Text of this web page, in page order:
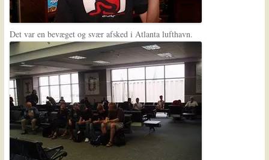
Det var en bevæget og svær afsked i Atlanta lufthavn.